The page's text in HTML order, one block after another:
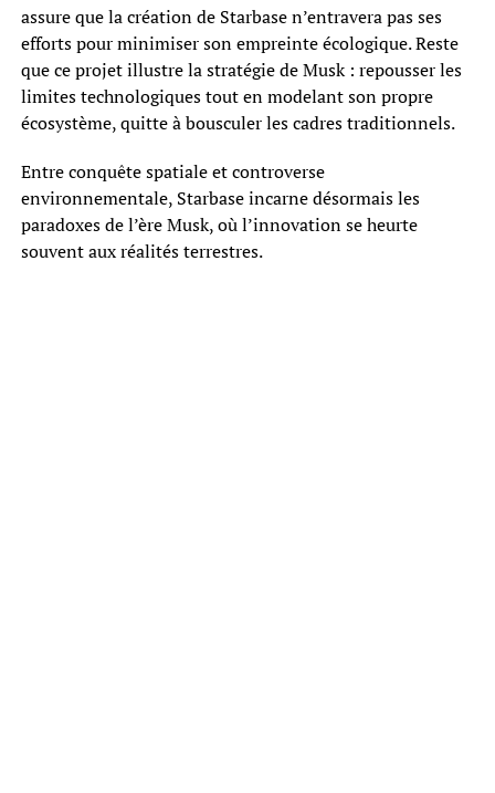
assure que la création de Starbase n’entravera pas ses
efforts pour minimiser son empreinte écologique. Reste
que ce projet illustre la stratégie de Musk : repousser les
limites technologiques tout en modelant son propre
écosystème, quitte à bousculer les cadres traditionnels.
Entre conquête spatiale et controverse
environnementale, Starbase incarne désormais les
paradoxes de l’ère Musk, où l’innovation se heurte
souvent aux réalités terrestres.